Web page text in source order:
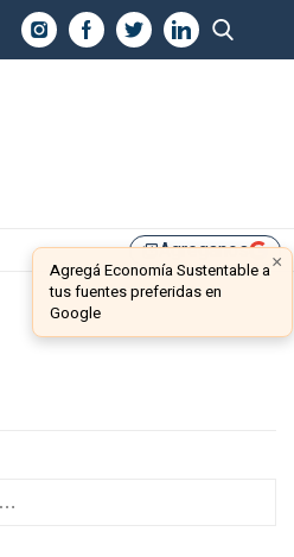
library_addAgreganos ×
Agregá Economía Sustentable a
tus fuentes preferidas en
Google